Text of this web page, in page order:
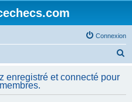
Connexion
h
enregistré et connecté pour